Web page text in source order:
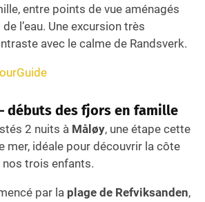
entre points de vue aménagés
l’eau. Une excursion très
avec le calme de Randsverk.
débuts des fjors en famille
2 nuits à Måløy, une étape cette
mer, idéale pour découvrir la côte
nos trois enfants.
par la plage de Refviksanden,